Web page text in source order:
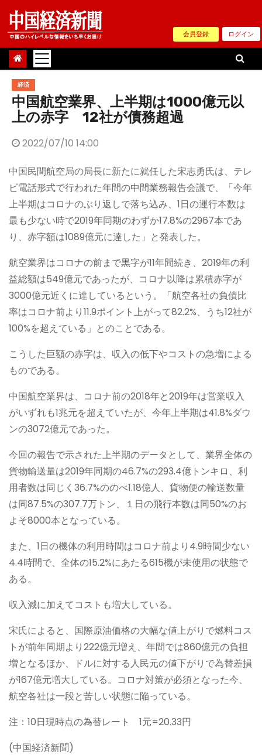
Skip
content
会員登録 ログイン
経済
中国航空業界、上半期は1000億元以
上の赤字 12社が債務超過
2022/07/10 14:00
中国民間航空局の局長に新たに就任した宋志勇氏は、テレ
ビ電話形式で行われた年間の中間業務報告会議で、「今年
上半期はコロナのぶり返しで落ち込み、1日の運行本数は
最も少ない時で2019年同期のわずか17.8%の2967本であ
り、赤字額は1089億元に達した」と発表した。
航空業界はコロナの前まで黒字が11年間続き、2019年の利
益総額は549億元であったが、コロナ以降は累積赤字が
3000億元近くに達しているという。「航空各社の負債比
率はコロナ前より11.9ポイント上がって82.2%、うち12社が
100%を超えている」とのことである。
こうした巨額の赤字は、収入の低下やコストの急増による
ものである。
中国航空業界は、コロナ前の2018年と2019年は営業収入
がいずれも1兆元を超えていたが、今年上半期は41.8%ダウ
ンの3072億元であった。
今回の報告で示された上半期のデータとして、業界全体の
貨物輸送量は2019年同期の46.7%の293.4億トンキロ、利
用者数は同じく36.7%ののべ1.18億人、貨物便の輸送数量
は同87.5%の307.7万トン、１日の飛行本数は同50%のお
よそ8000本となっている。
また、1日の機体の利用時間はコロナ前より4.9時間少ない
4.4時間で、全体の15.2%にあたる615機が未使用の状態で
ある。
収入減に加えてコストも増大している。
宋氏によると、国際原油価格の大幅な値上がりで燃料コス
トが前年同期より222億元増え、年間では860億元の負担
増となるほか、ドルに対する人民元の値下がりで為替差損
が167億元増大している。コロナ対策が必須となった今、
航空各社は一段と苦しい状態に陥っている。
注：10日現時点の為替レート 1元=20.33円
(中国経済新聞)